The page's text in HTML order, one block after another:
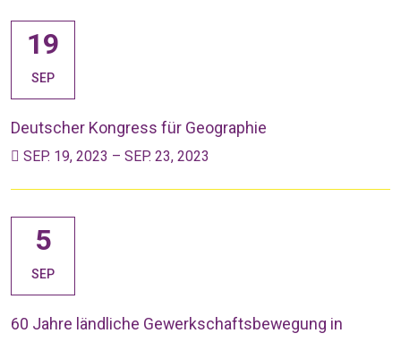
19
SEP
Deutscher Kongress für Geographie
SEP. 19, 2023 – SEP. 23, 2023
5
SEP
60 Jahre ländliche Gewerkschaftsbewegung in